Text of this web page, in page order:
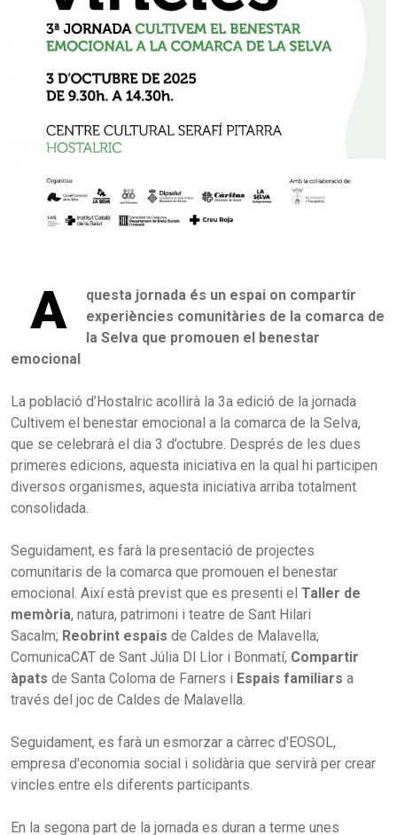
A
questa jornada és un espai on compartir
experiències comunitàries de la comarca de
la Selva que promouen el benestar
emocional
La població d’Hostalric acollirà la 3a edició de la jornada
Cultivem el benestar emocional a la comarca de la Selva,
que se celebrarà el dia 3 d’octubre. Després de les dues
primeres edicions, aquesta iniciativa en la qual hi participen
diversos organismes, aquesta iniciativa arriba totalment
consolidada.
Seguidament, es farà la presentació de projectes
comunitaris de la comarca que promouen el benestar
emocional. Així està previst que es presenti el Taller de
memòria, natura, patrimoni i teatre de Sant Hilari
Sacalm; Reobrint espais de Caldes de Malavella;
ComunicaCAT de Sant Júlia Dl Llor i Bonmatí, Compartir
àpats de Santa Coloma de Farners i Espais familiars a
través del joc de Caldes de Malavella.
Seguidament, es farà un esmorzar a càrrec d'EOSOL,
empresa d'economia social i solidària que servirà per crear
vincles entre els diferents participants.
En la segona part de la jornada es duran a terme unes